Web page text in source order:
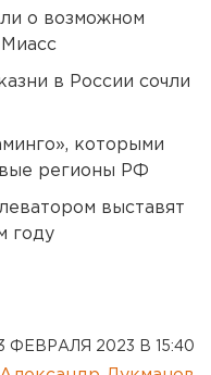
о возможном
в России сочли
которыми
регионы РФ
выставят
году
ФЕВРАЛЯ 2023 В 15:40